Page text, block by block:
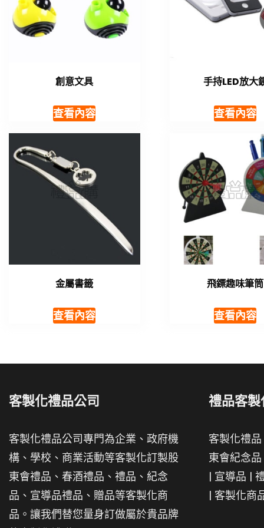
創意文具
查看內容
手持LED放大
查看內容
金屬書籤
查看內容
飛鏢趣味筆筒
查看內容
客製化禮品公司
客製化禮品公司專門為企業、政府機
構、學校、商業活動等客製化訂製股
東會禮品、春酒禮品、禮品、紀念
品、宣導品禮品、贈品等客製化商
品。讓我們替您量身訂做屬於貴品牌
禮品客製
客製化禮品
東會紀念品
| 宣導品 |
| 客製化商